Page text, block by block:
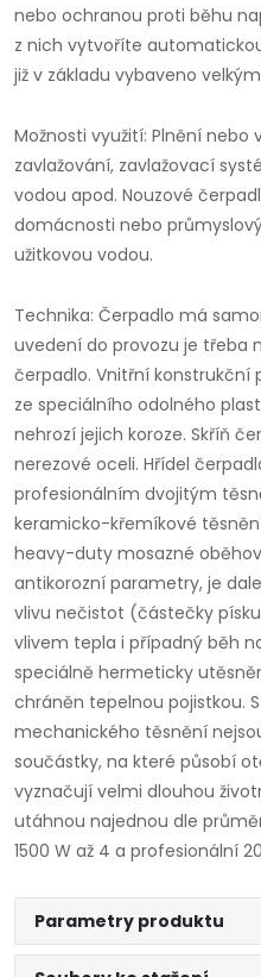
nebo ochranou proti běhu
z nich vytvoříte
již v základu vybaveno
Možnosti využití: Plnění
zavlažování, zavlažovací
vodou apod. Nouzové
domácnosti nebo
užitkovou vodou.
Technika: Čerpadlo má
uvedení do provozu je třeba
čerpadlo. Vnitřní konstrukční
ze speciálního odolného
nehrozí jejich koroze. Skříň
nerezové oceli. Hřídel
profesionálním dvojitým
keramicko-křemíkové
heavy-duty mosazné
antikorozní parametry, je
vlivu nečistot (částečky
vlivem tepla i případný běh
speciálně hermeticky
chráněn tepelnou pojistkou.
mechanického těsnění
součástky, na které působí
vyznačují velmi dlouhou
utáhnou najednou dle
1500 W až 4 a profesionální
Parametry produktu